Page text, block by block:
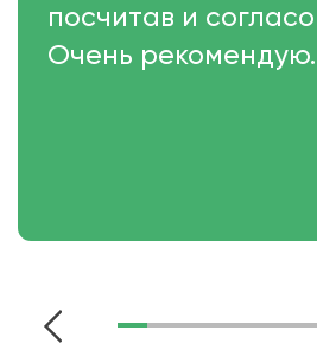
посчитав и
Очень рекомендую.